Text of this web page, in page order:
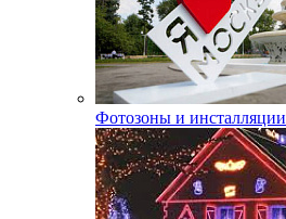
Фотозоны и инсталляции